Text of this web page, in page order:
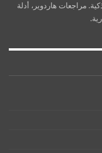
مراجعات هاردوير، أدلة